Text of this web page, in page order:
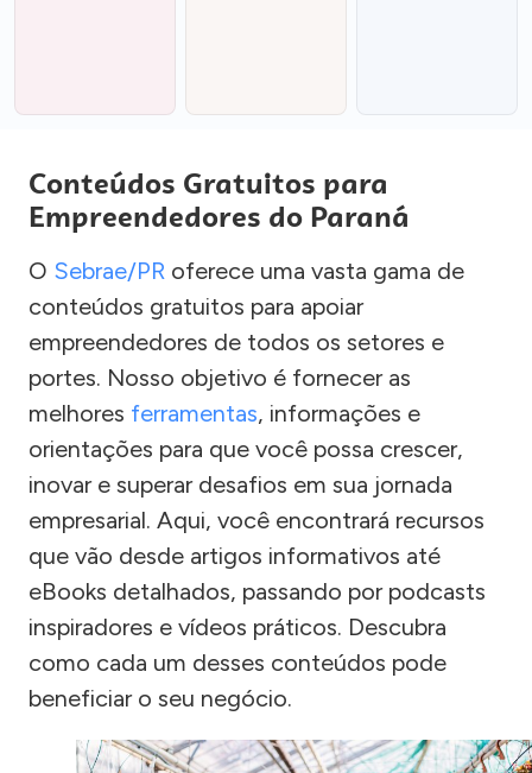
Conteúdos Gratuitos para
Empreendedores do Paraná
O Sebrae/PR oferece uma vasta gama de
conteúdos gratuitos para apoiar
empreendedores de todos os setores e
portes. Nosso objetivo é fornecer as
melhores ferramentas, informações e
orientações para que você possa crescer,
inovar e superar desafios em sua jornada
empresarial. Aqui, você encontrará recursos
que vão desde artigos informativos até
eBooks detalhados, passando por podcasts
inspiradores e vídeos práticos. Descubra
como cada um desses conteúdos pode
beneficiar o seu negócio.